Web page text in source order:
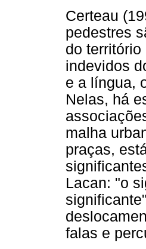
Certeau
pedestres
do
indevidos
e a língua,
Nelas, há
malha
praças,
Lacan: "o
falas e